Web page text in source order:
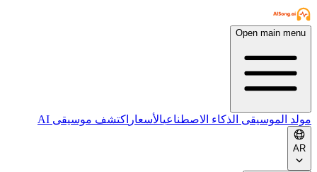
Open main menu
مولد الموسيقى الذكاء الاصطناعيالأسعار اكتشف موسيقى AI
AR